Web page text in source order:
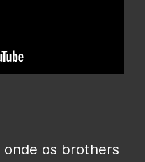
onde os brothers